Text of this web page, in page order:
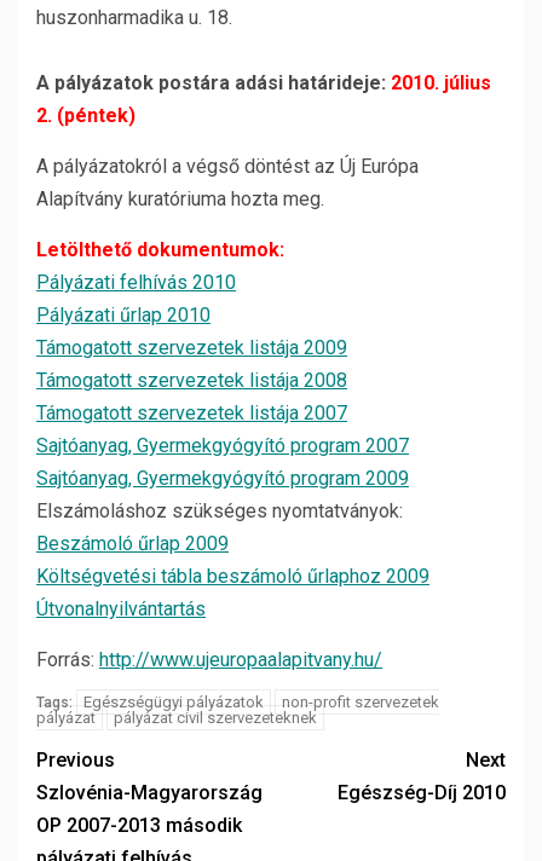
huszonharmadika u. 18.
A pályázatok postára adási határideje: 2010. július
2. (péntek)
A pályázatokról a végső döntést az Új Európa
Alapítvány kuratóriuma hozta meg.
Letölthető dokumentumok:
Pályázati felhívás 2010
Pályázati űrlap 2010
Támogatott szervezetek listája 2009
Támogatott szervezetek listája 2008
Támogatott szervezetek listája 2007
Sajtóanyag, Gyermekgyógyító program 2007
Sajtóanyag, Gyermekgyógyító program 2009
Elszámoláshoz szükséges nyomtatványok:
Beszámoló űrlap 2009
Költségvetési tábla beszámoló űrlaphoz 2009
Útvonalnyilvántartás
Forrás: http://www.ujeuropaalapitvany.hu/
Tags: Egészségügyi pályázatok
non-profit szervezetek
pályázat
pályázat civil szervezeteknek
Previous
Szlovénia-Magyarország
OP 2007-2013 második
Next
Egészség-Díj 2010